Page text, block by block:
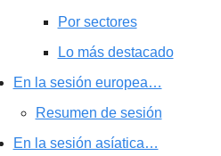
Por sectores
Lo más destacado
En la sesión europea…
Resumen de sesión
En la sesión asíatica…